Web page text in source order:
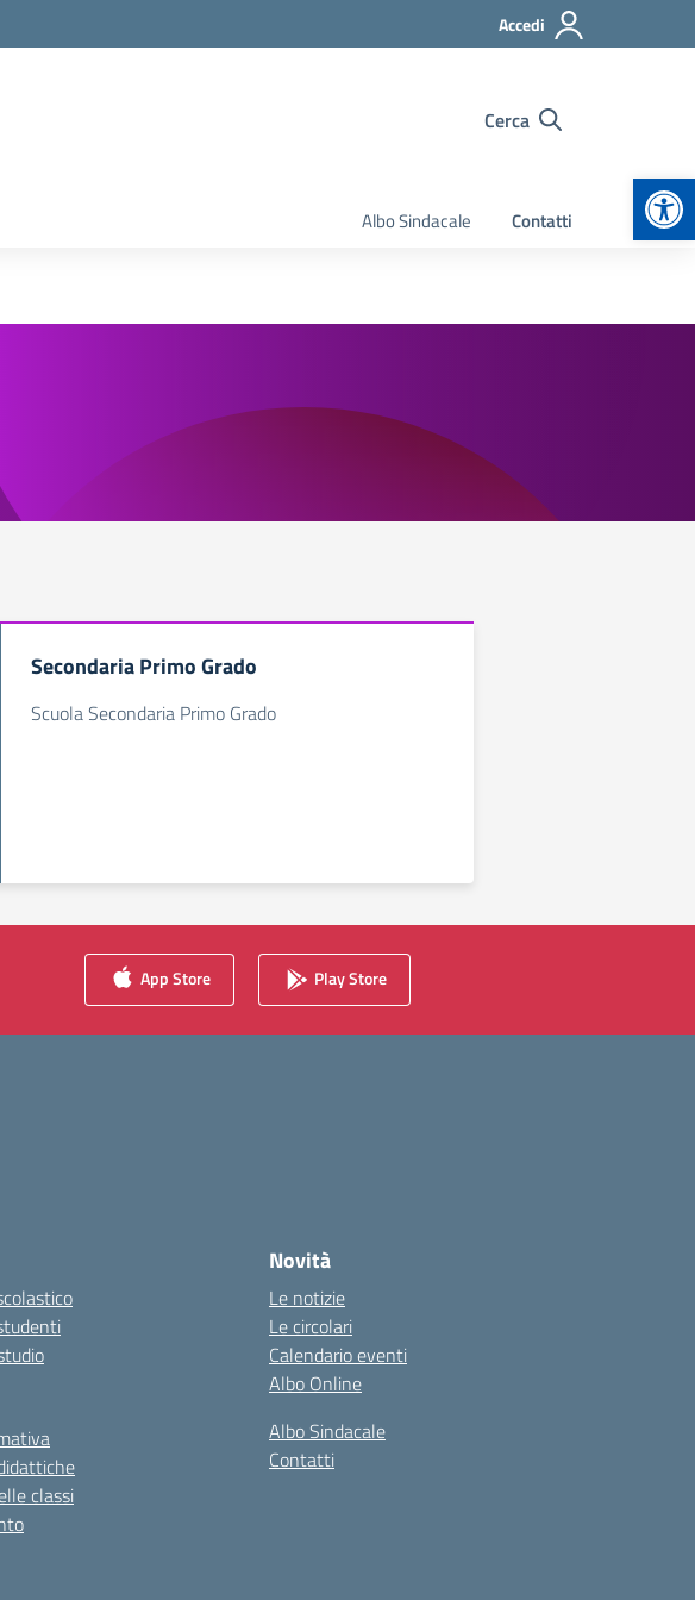
Accedi
Cerca
Albo Sindacale Contatti
Secondaria Primo Grado
Scuola Secondaria Primo Grado
App Store Play Store
classi
Novità
Le notizie
Le circolari
Calendario eventi
Albo Online
Albo Sindacale
Contatti